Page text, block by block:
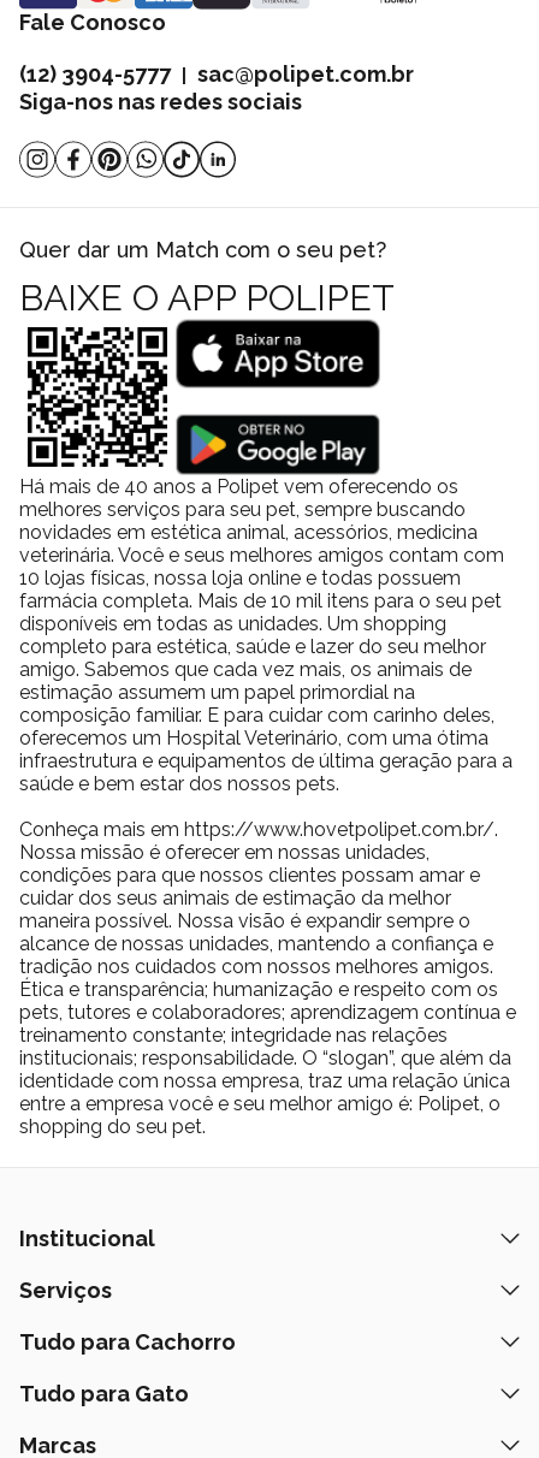
Fale Conosco
(12) 3904-5777| sac@polipet.com.br
Siga-nos nas redes sociais
Quer dar um Match com o seu pet?
BAIXE O APP POLIPET
Há mais de 40 anos a Polipet vem oferecendo os
melhores serviços para seu pet, sempre buscando
novidades em estética animal, acessórios, medicina
veterinária. Você e seus melhores amigos contam com
10 lojas físicas, nossa loja online e todas possuem
farmácia completa. Mais de 10 mil itens para o seu pet
disponíveis em todas as unidades. Um shopping
completo para estética, saúde e lazer do seu melhor
amigo. Sabemos que cada vez mais, os animais de
estimação assumem um papel primordial na
composição familiar. E para cuidar com carinho deles,
oferecemos um Hospital Veterinário, com uma ótima
infraestrutura e equipamentos de última geração para a
saúde e bem estar dos nossos pets.
Conheça mais em https://www.hovetpolipet.com.br/.
Nossa missão é oferecer em nossas unidades,
condições para que nossos clientes possam amar e
cuidar dos seus animais de estimação da melhor
maneira possível. Nossa visão é expandir sempre o
alcance de nossas unidades, mantendo a confiança e
tradição nos cuidados com nossos melhores amigos.
Ética e transparência; humanização e respeito com os
pets, tutores e colaboradores; aprendizagem contínua e
treinamento constante; integridade nas relações
institucionais; responsabilidade. O “slogan”, que além da
identidade com nossa empresa, traz uma relação única
entre a empresa você e seu melhor amigo é: Polipet, o
shopping do seu pet.
Institucional
Quem Somos
Prazos de Entrega
Fale Conosco
Serviços
Banho e Tosa
Peça pelo Delivery
Assinatura Polipet
Tudo para Cachorro
Ração
Tudo para Gato
Ração
Marcas